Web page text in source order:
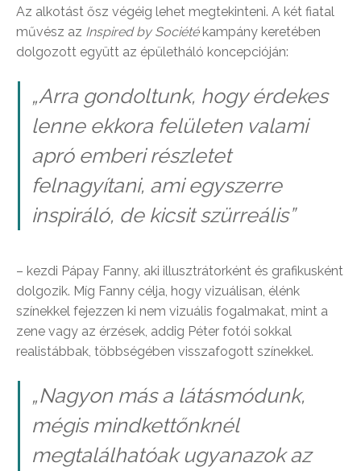
Az alkotást ősz végéig lehet megtekinteni. A két fiatal
művész az Inspired by Sociétékampány keretében
dolgozott együtt az épületháló koncepcióján:
„Arra gondoltunk, hogy érdekes
lenne ekkora felületen valami
apró emberi részletet
felnagyítani, ami egyszerre
inspiráló, de kicsit szürreális”
– kezdi Pápay Fanny, aki illusztrátorként és grafikusként
dolgozik. Míg Fanny célja, hogy vizuálisan, élénk
színekkel fejezzen ki nem vizuális fogalmakat, mint a
zene vagy az érzések, addig Péter fotói sokkal
realistábbak, többségében visszafogott színekkel.
„Nagyon más a látásmódunk,
mégis mindkettőnknél
megtalálhatóak ugyanazok az